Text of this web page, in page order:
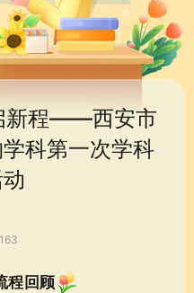
新程——西安市
科第一次学科
程回顾